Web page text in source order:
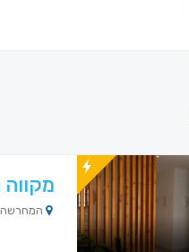
מקווה
המחרשה 14, קציר, Israel